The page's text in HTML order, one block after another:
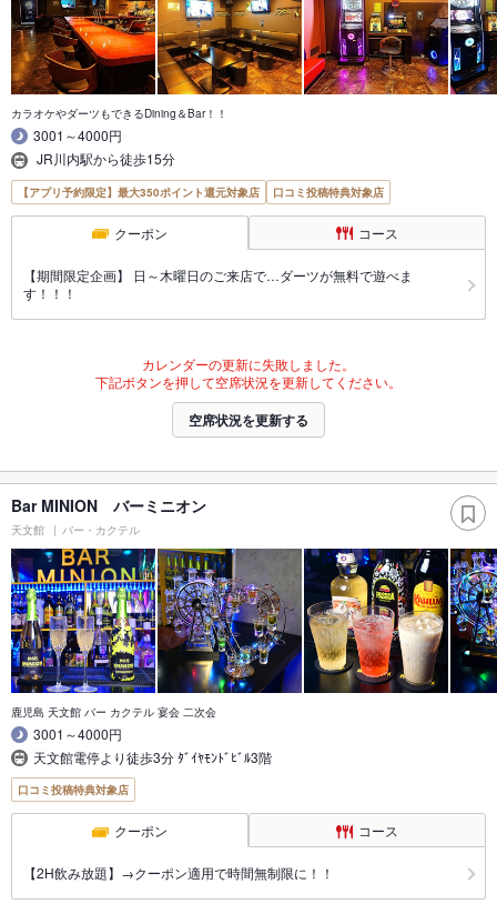
カラオケやダーツもできるDining＆Bar！！
3001～4000円
JR川内駅から徒歩15分
【アプリ予約限定】最大350ポイント還元対象店 口コミ投稿特典対象店
クーポン コース
【期間限定企画】 日～木曜日のご来店で…ダーツが無料で遊べま
す！！！
カレンダーの更新に失敗しました。
下記ボタンを押して空席状況を更新してください。
空席状況を更新する
Bar MINION バーミニオン
天文館 バー・カクテル
鹿児島 天文館 バー カクテル 宴会 二次会
3001～4000円
天文館電停より徒歩3分 ﾀﾞｲﾔﾓﾝﾄﾞﾋﾞﾙ3階
口コミ投稿特典対象店
クーポン コース
【2H飲み放題】→クーポン適用で時間無制限に！！